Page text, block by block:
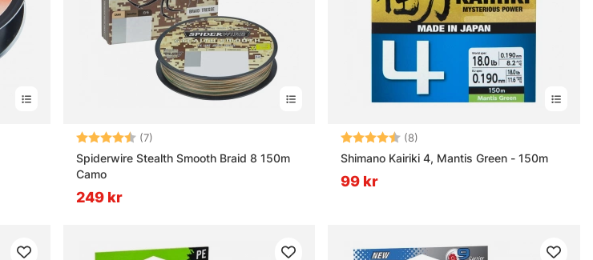
Betyg: (7)
Spiderwire Stealth Smooth Braid 8 150m
Camo
249 kr
Betyg: (8)
Shimano Kairiki 4, Mantis Green - 150m
99 kr